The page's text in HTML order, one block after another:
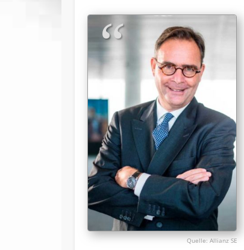
Allianz SE